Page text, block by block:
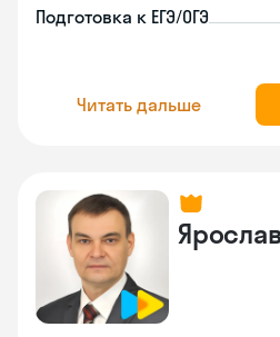
Подготовка к ЕГЭ/ОГЭ
Читать дальше
Ярослав